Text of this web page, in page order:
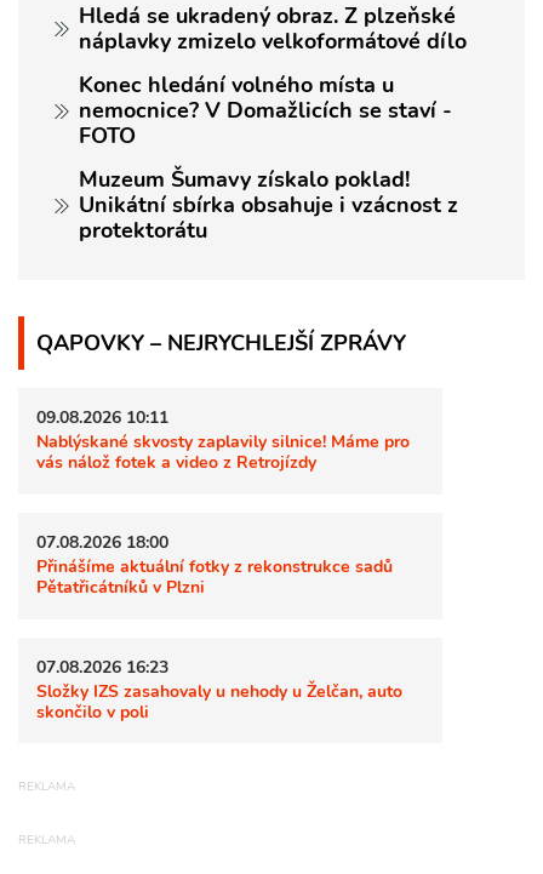
Hledá se ukradený obraz. Z plzeňské
náplavky zmizelo velkoformátové dílo
Konec hledání volného místa u
nemocnice? V Domažlicích se staví -
FOTO
Muzeum Šumavy získalo poklad!
Unikátní sbírka obsahuje i vzácnost z
protektorátu
QAPOVKY – NEJRYCHLEJŠÍ ZPRÁVY
09.08.2026 10:11
Nablýskané skvosty zaplavily silnice! Máme pro
vás nálož fotek a video z Retrojízdy
07.08.2026 18:00
Přinášíme aktuální fotky z rekonstrukce sadů
Pětatřicátníků v Plzni
07.08.2026 16:23
Složky IZS zasahovaly u nehody u Želčan, auto
skončilo v poli